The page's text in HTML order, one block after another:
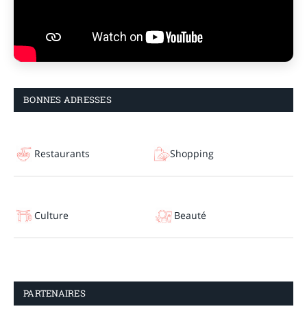
BONNES ADRESSES
Restaurants Shopping
Culture Beauté
PARTENAIRES